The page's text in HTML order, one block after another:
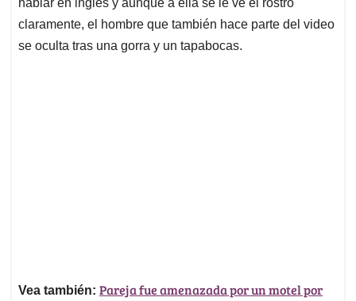
hablar en inglés y aunque a ella se le ve el rostro
claramente, el hombre que también hace parte del video
se oculta tras una gorra y un tapabocas.
Vea también: Pareja fue amenazada por un motel por